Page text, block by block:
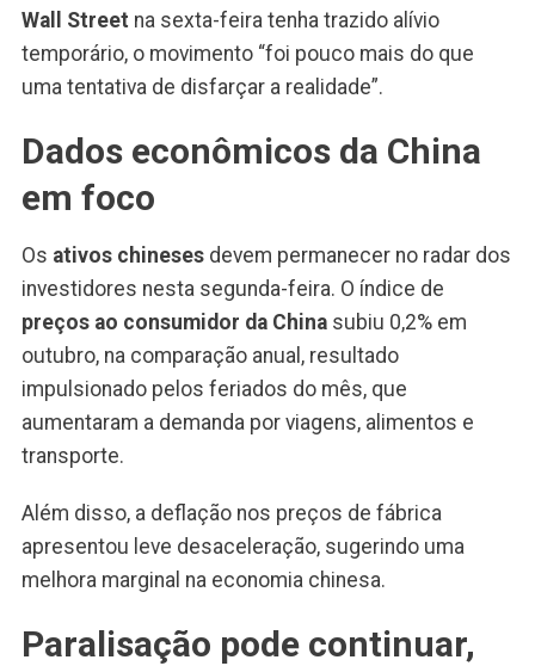
Wall Street na sexta-feira tenha trazido alívio
temporário, o movimento “foi pouco mais do que
uma tentativa de disfarçar a realidade”.
Dados econômicos da China
em foco
Os ativos chinesesdevem permanecer no radar dos
investidores nesta segunda-feira. O índice de
preços ao consumidor da Chinasubiu 0,2% em
outubro, na comparação anual, resultado
impulsionado pelos feriados do mês, que
aumentaram a demanda por viagens, alimentos e
transporte.
Além disso, a deflação nos preços de fábrica
apresentou leve desaceleração, sugerindo uma
melhora marginal na economia chinesa.
Paralisação pode continuar,